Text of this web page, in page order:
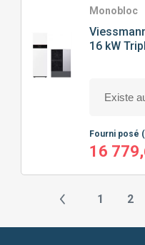
Monobloc
16 kW
Fourni posé
16
1 2